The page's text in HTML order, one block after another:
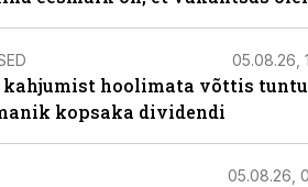
05.08.26,
hoolimata võttis
kopsaka dividendi
05.08.26,